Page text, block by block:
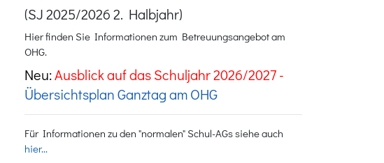
(SJ 2025/2026 2. Halbjahr)
Hier finden Sie Informationen zum Betreuungsangebot am
OHG.
Neu:Ausblick auf das Schuljahr 2026/2027 -
Übersichtsplan Ganztag am OHG
Für Informationen zu den "normalen" Schul-AGs siehe auch
hier...